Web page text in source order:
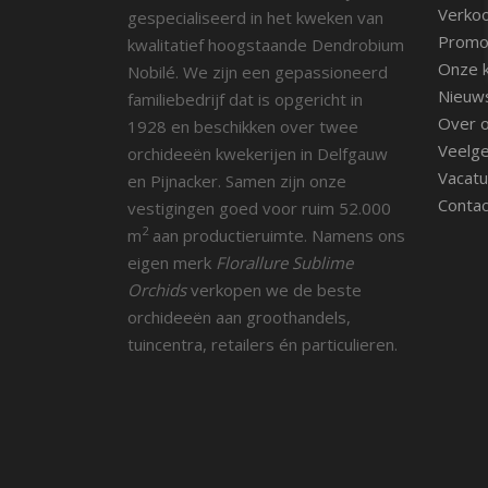
gespecialiseerd in het kweken van
kwalitatief hoogstaande Dendrobium
Nobilé. We zijn een gepassioneerd
familiebedrijf dat is opgericht in
1928 en beschikken over twee
orchideeën kwekerijen in Delfgauw
en Pijnacker. Samen zijn onze
vestigingen goed voor ruim 52.000
m2 aan productieruimte. Namens ons
eigen merk Florallure Sublime
Orchidsverkopen we de beste
orchideeën aan groothandels,
tuincentra, retailers én particulieren.
Onze
Over